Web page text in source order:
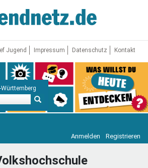
Jugend Impressum Datenschutz Kontakt
Anmelden Registrieren